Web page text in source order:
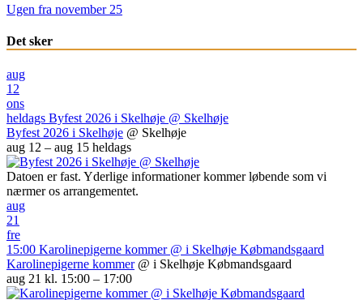
Ugen fra november 25
Det sker
aug
12
ons
heldags Byfest 2026 i Skelhøje @ Skelhøje
Byfest 2026 i Skelhøje @ Skelhøje
aug 12 – aug 15 heldags
Datoen er fast. Yderlige informationer kommer løbende som vi
nærmer os arrangementet.
aug
21
fre
15:00 Karolinepigerne kommer @ i Skelhøje Købmandsgaard
Karolinepigerne kommer @ i Skelhøje Købmandsgaard
aug 21 kl. 15:00 – 17:00